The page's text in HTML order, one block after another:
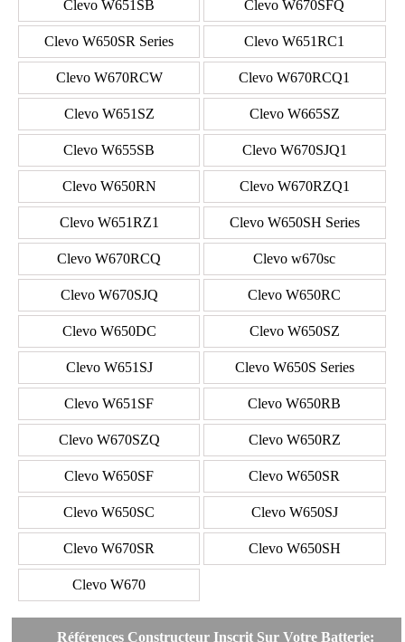
Clevo W651SB Clevo W670SFQ
Clevo W650SR Series Clevo W651RC1
Clevo W670RCW Clevo W670RCQ1
Clevo W651SZ Clevo W665SZ
Clevo W655SB Clevo W670SJQ1
Clevo W650RN Clevo W670RZQ1
Clevo W651RZ1 Clevo W650SH Series
Clevo W670RCQ Clevo w670sc
Clevo W670SJQ Clevo W650RC
Clevo W650DC Clevo W650SZ
Clevo W651SJ Clevo W650S Series
Clevo W651SF Clevo W650RB
Clevo W670SZQ Clevo W650RZ
Clevo W650SF Clevo W650SR
Clevo W650SC Clevo W650SJ
Clevo W670SR Clevo W650SH
Clevo W670
Références Constructeur Inscrit Sur Votre Batterie: